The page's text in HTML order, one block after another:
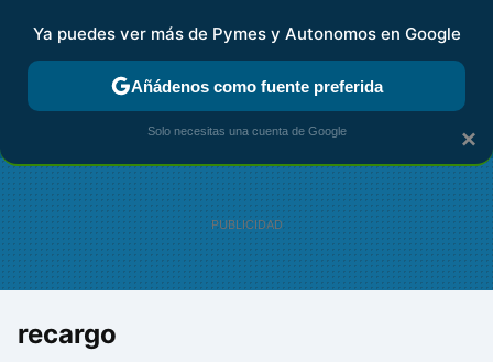
FISCALIDAD Y CONTABILIDAD KIT DIGITAL RENTA
recargo
×
Ya puedes ver más de Pymes y Autonomos en Google
Añádenos como fuente preferida
Solo necesitas una cuenta de Google